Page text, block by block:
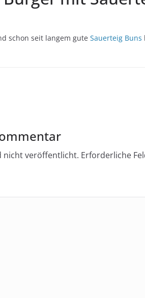
schon seit langem gute Sauerteig Buns
nicht veröffentlicht. Erforderliche